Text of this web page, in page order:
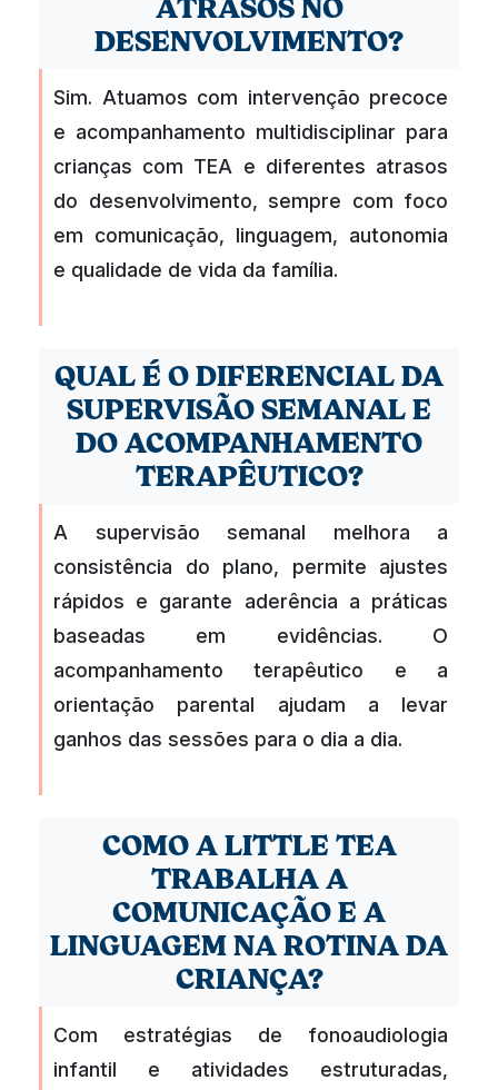
ATRASOS NO
DESENVOLVIMENTO?
Sim. Atuamos com intervenção precoce
e acompanhamento multidisciplinar para
crianças com TEA e diferentes atrasos
do desenvolvimento, sempre com foco
em comunicação, linguagem, autonomia
e qualidade de vida da família.
QUAL É O DIFERENCIAL DA
SUPERVISÃO SEMANAL E
DO ACOMPANHAMENTO
TERAPÊUTICO?
A supervisão semanal melhora a
consistência do plano, permite ajustes
rápidos e garante aderência a práticas
baseadas em evidências. O
acompanhamento terapêutico e a
orientação parental ajudam a levar
ganhos das sessões para o dia a dia.
COMO A LITTLE TEA
TRABALHA A
COMUNICAÇÃO E A
LINGUAGEM NA ROTINA DA
CRIANÇA?
Com estratégias de fonoaudiologia
infantil e atividades estruturadas,